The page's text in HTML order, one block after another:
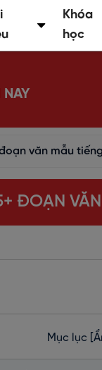
Khóa
học
NAY
văn mẫu
ĐOẠN
Mục lục